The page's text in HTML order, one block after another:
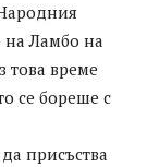
на Ламбо на
това време
се бореше с
пpиcъcтвa